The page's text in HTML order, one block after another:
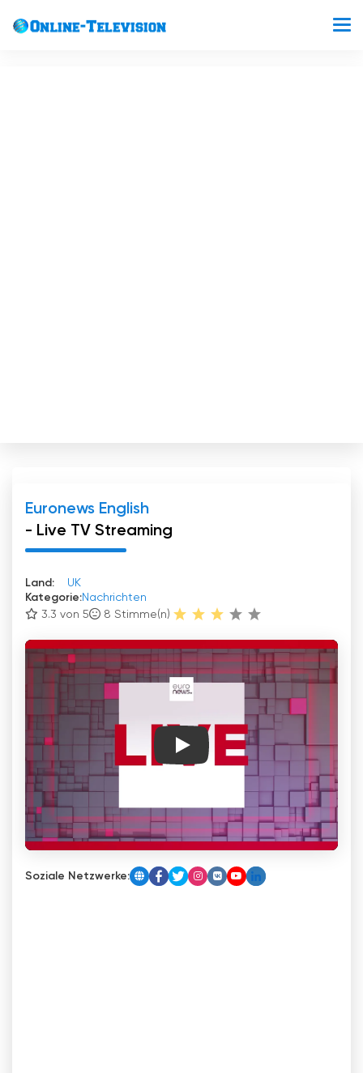
Euronews English
- Live TV Streaming
Land:
UK
Kategorie:Nachrichten
3.3 von 5
8 Stimme(n)
Soziale Netzwerke: